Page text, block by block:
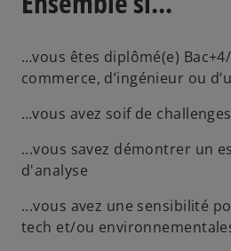
…vous êtes diplômé(e)
commerce, d’ingénieur ou
…vous avez soif de challenges
...vous savez démontrer un
d'analyse
...vous avez une sensibilité
tech et/ou